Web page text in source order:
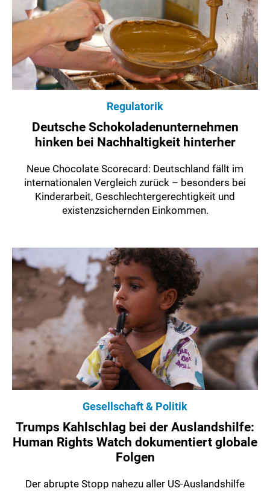
Regulatorik
Deutsche Schokoladenunternehmen
hinken bei Nachhaltigkeit hinterher
Neue Chocolate Scorecard: Deutschland fällt im
internationalen Vergleich zurück – besonders bei
Kinderarbeit, Geschlechtergerechtigkeit und
existenzsichernden Einkommen.
Gesellschaft & Politik
Trumps Kahlschlag bei der Auslandshilfe:
Human Rights Watch dokumentiert globale
Folgen
Der abrupte Stopp nahezu aller US-Auslandshilfe